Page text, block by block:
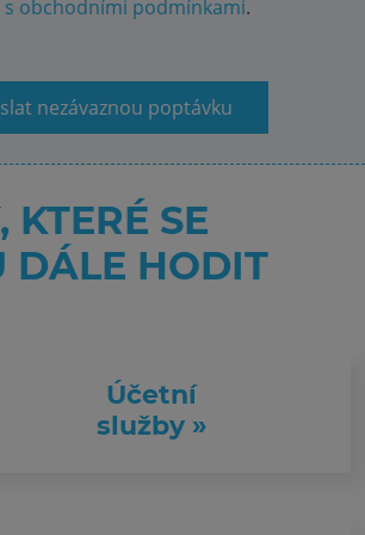
s obchodními podmínkami.
nezávaznou poptávku
KTERÉ SE
DÁLE HODIT
Účetní
služby »